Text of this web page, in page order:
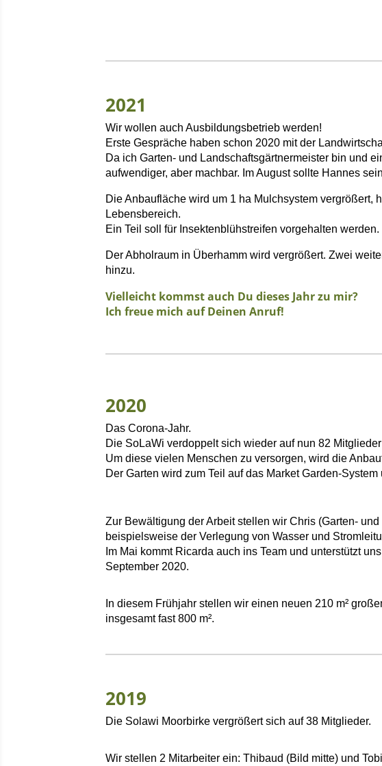
2021
Wir wollen auch Ausbildungsbetrieb werden!
Erste Gespräche haben schon 2020 mit der
Da ich Garten- und Landschaftsgärtnermeister bin und
aufwendiger, aber machbar. Im August sollte Hannes
Die Anbaufläche wird um 1 ha Mulchsystem
Lebensbereich.
Ein Teil soll für Insektenblühstreifen vorgehalten werden.
Der Abholraum in Überhamm wird vergrößert. Zwei
hinzu.
Vielleicht kommst auch Du dieses Jahr zu mir?
Ich freue mich auf Deinen Anruf!
2020
Das Corona-Jahr.
Die SoLaWi verdoppelt sich wieder auf nun 82
Um diese vielen Menschen zu versorgen, wird die
Der Garten wird zum Teil auf das Market Garden-
Zur Bewältigung der Arbeit stellen wir Chris (Garten-
beispielsweise der Verlegung von Wasser und
Im Mai kommt Ricarda auch ins Team und unterstützt
September 2020.
In diesem Frühjahr stellen wir einen neuen 210 m²
insgesamt fast 800 m².
2019
Die Solawi Moorbirke vergrößert sich auf 38 Mitglieder.
Wir stellen 2 Mitarbeiter ein: Thibaud (Bild mitte) und